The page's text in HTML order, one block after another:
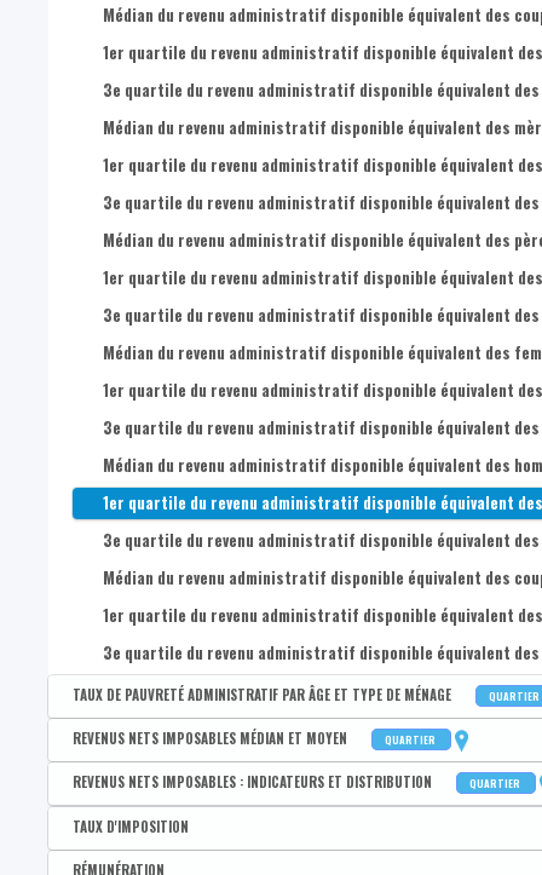
Médian du revenu administratif disponible équivalent des
1er quartile du revenu administratif disponible équivalent
3e quartile du revenu administratif disponible équivalent
Médian du revenu administratif disponible équivalent des
1er quartile du revenu administratif disponible équivalent
3e quartile du revenu administratif disponible équivalent
Médian du revenu administratif disponible équivalent des
1er quartile du revenu administratif disponible équivalent
3e quartile du revenu administratif disponible équivalent
Médian du revenu administratif disponible équivalent des
1er quartile du revenu administratif disponible équivalent
3e quartile du revenu administratif disponible équivalent des
Médian du revenu administratif disponible équivalent des
1er quartile du revenu administratif disponible équivalent
3e quartile du revenu administratif disponible équivalent des
Médian du revenu administratif disponible équivalent des
1er quartile du revenu administratif disponible équivalent
3e quartile du revenu administratif disponible équivalent des
TAUX DE PAUVRETÉ ADMINISTRATIF PAR ÂGE ET TYPE DE MÉNAGE QUARTIER
Disponible par : Commune - Arrondissement - Province - Quartier
Taux de pauvreté administratif de la population
Taux de pauvreté administratif des 0-17 ans
Taux de pauvreté administratif des 18-24 ans
REVENUS NETS IMPOSABLES MÉDIAN ET MOYEN QUARTIER
Disponible par : Commune - Arrondissement - Province - Quartier
Revenu médian par déclaration
Revenu moyen par déclaration
REVENUS NETS IMPOSABLES : INDICATEURS ET DISTRIBUTION QUARTIER
Disponible par :Commune - Arrondissement - Province - Quartier
Coefficient interquartile des revenus nets imposables par
TAUX D'IMPOSITION
Disponible par :Commune - Arrondissement - Province - Bassin EFE - Zone de
RÉMUNÉRATION